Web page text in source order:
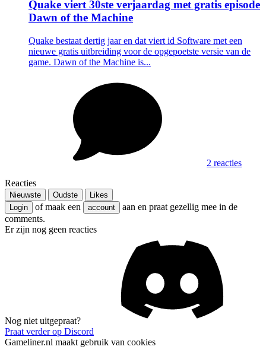
Quake viert 30ste verjaardag met gratis episode
Dawn of the Machine
Quake bestaat dertig jaar en dat viert id Software met een
nieuwe gratis uitbreiding voor de opgepoetste versie van de
game. Dawn of the Machine is...
2 reacties
Reacties
Nieuwste Oudste
Likes
Login
of maak een account
aan en praat gezellig mee in de
comments.
Er zijn nog geen reacties
Nog niet uitgepraat?
Praat verder op Discord
Gameliner.nl maakt gebruik van cookies